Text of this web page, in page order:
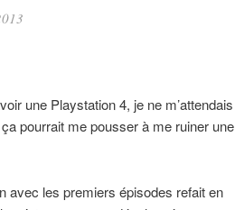
une Playstation 4, je ne m’attendais
pourrait me pousser à me ruiner une
avec les premiers épisodes refait en